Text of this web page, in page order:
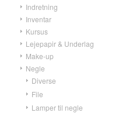
Indretning
Inventar
Kursus
Lejepapir & Underlag
Make-up
Negle
Diverse
File
Lamper til negle